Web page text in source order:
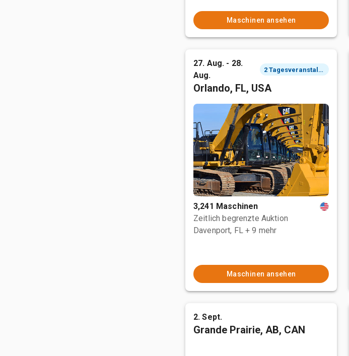
Maschinen ansehen
27. Aug. - 28.
Aug.
2 Tagesveranstaltung
Orlando, FL, USA
3,241 Maschinen
Zeitlich begrenzte Auktion
Davenport, FL + 9 mehr
Maschinen ansehen
2. Sept.
Grande Prairie, AB, CAN